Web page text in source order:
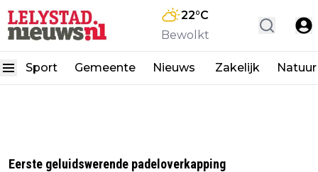
22°C
Bewolkt
Sport Gemeente Nieuws Zakelijk Natuur
Eerste geluidswerende padeloverkapping